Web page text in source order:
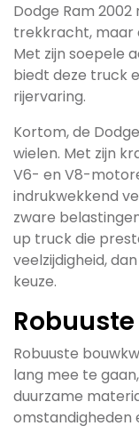
Dodge Ram
trekkracht, maar
Met zijn soepele
biedt deze truck
rijervaring.
Kortom, de
wielen. Met zijn
V6- en V8-
indrukwekkend
zware
up truck die
veelzijdigheid,
keuze.
Robuuste
lang mee te
duurzame
omstandigheden